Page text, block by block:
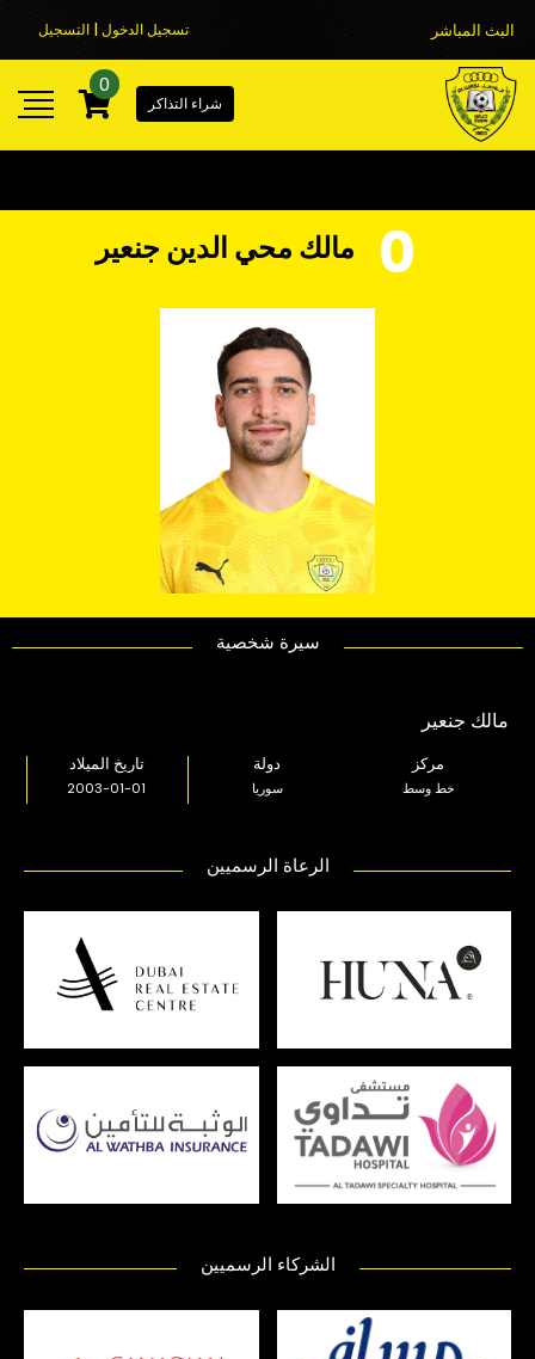
البث المباشر تسجيل الدخول | التسجيل
شراء التذاكر
0
0 مالك محي الدين جنعير
سيرة شخصية
مالك جنعير
مركز
خط وسط
دولة
سوريا
تاريخ الميلاد
2003-01-01
الرعاة الرسميين
الشركاء الرسميين